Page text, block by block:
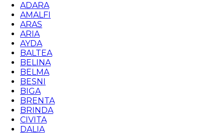
ADARA
AMALFI
ARAS
ARIA
AYDA
BALTEA
BELINA
BELMA
BESNI
BIGA
BRENTA
BRINDA
CIVITA
DALIA